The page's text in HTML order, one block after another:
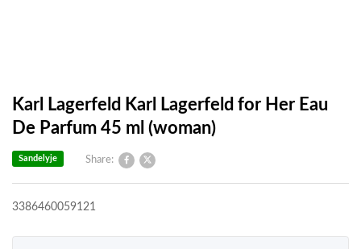
Karl Lagerfeld Karl Lagerfeld for Her Eau
De Parfum 45 ml (woman)
Share:
Sandelyje
3386460059121